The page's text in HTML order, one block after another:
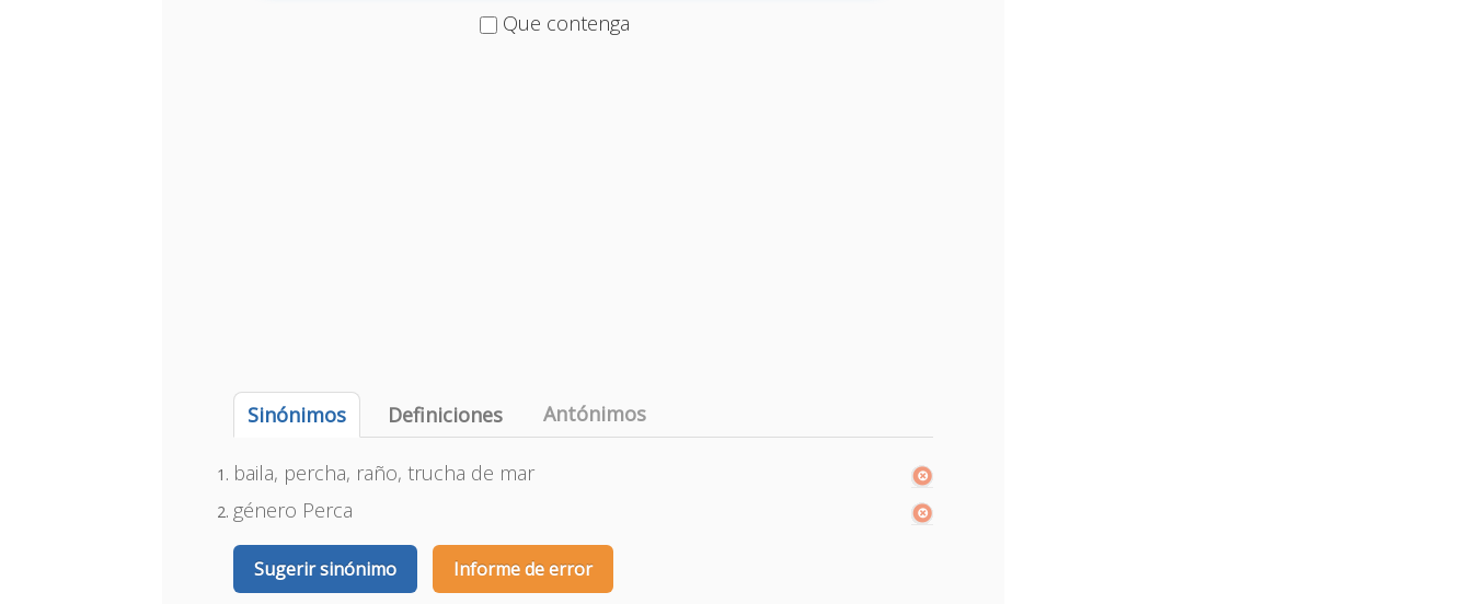
Que contenga
Sinónimos Definiciones Antónimos
baila, percha, raño, trucha de mar
género Perca
Sugerir sinónimo Informe de error